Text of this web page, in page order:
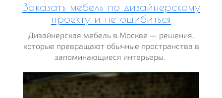
Заказать мебель по дизайнерскому
проекту и не ошибиться
Дизайнерская мебель в Москве — решения,
которые превращают обычные пространства в
запоминающиеся интерьеры.